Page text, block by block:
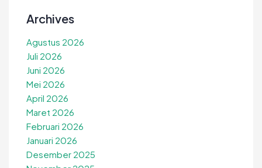
Archives
Agustus 2026
Juli 2026
Juni 2026
Mei 2026
April 2026
Maret 2026
Februari 2026
Januari 2026
Desember 2025